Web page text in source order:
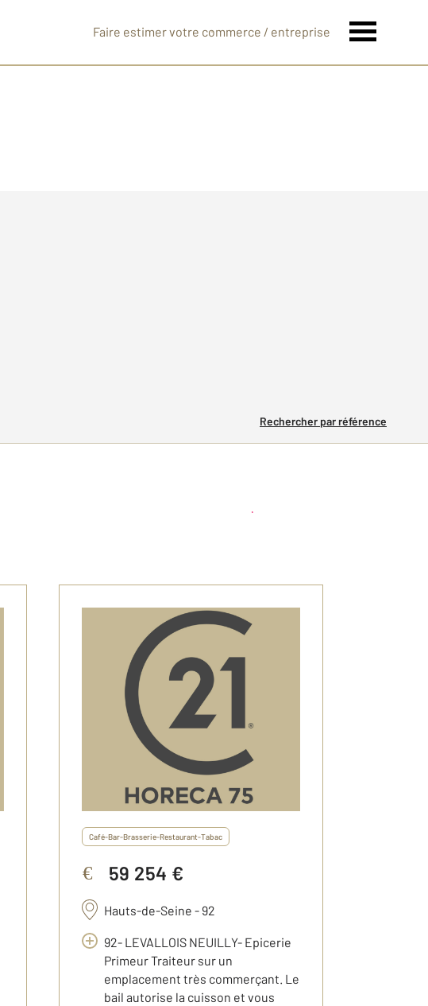
Faire estimer votre commerce / entreprise
Rechercher par référence
Créer une alerte
Café-Bar-Brasserie-Restaurant-Tabac
€ 59 254 €
Hauts-de-Seine - 92
92- LEVALLOIS NEUILLY- Epicerie
Primeur Traiteur sur un
emplacement très commerçant. Le
bail autorise la cuisson et vous